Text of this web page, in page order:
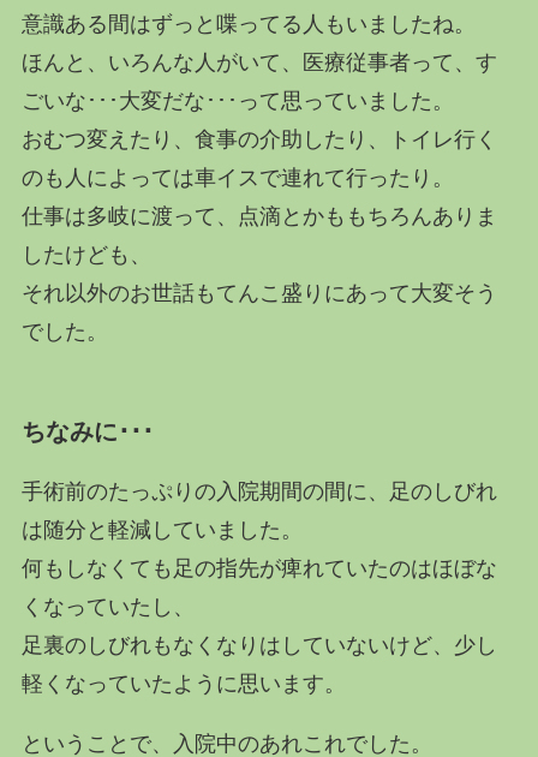
意識ある間はずっと喋ってる人もいましたね。
ほんと、いろんな人がいて、医療従事者って、す
ごいな･･･大変だな･･･って思っていました。
おむつ変えたり、食事の介助したり、トイレ行く
のも人によっては車イスで連れて行ったり。
仕事は多岐に渡って、点滴とかももちろんありま
したけども、
それ以外のお世話もてんこ盛りにあって大変そう
でした。
ちなみに･･･
手術前のたっぷりの入院期間の間に、足のしびれ
は随分と軽減していました。
何もしなくても足の指先が痺れていたのはほぼな
くなっていたし、
足裏のしびれもなくなりはしていないけど、少し
軽くなっていたように思います。
ということで、入院中のあれこれでした。